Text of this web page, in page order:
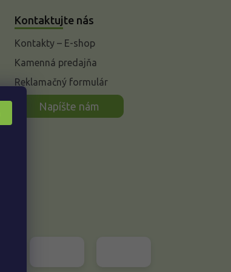
Kontaktujte nás
Kontakty – E-shop
Kamenná predajňa
Reklamačný formulár
Napíšte nám